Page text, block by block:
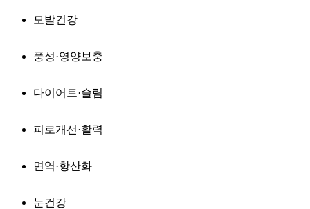
모발건강
풍성·영양보충
다이어트·슬림
피로개선·활력
면역·항산화
눈건강